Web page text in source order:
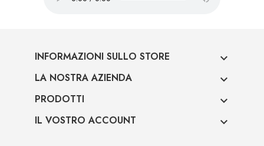
INFORMAZIONI SULLO STORE 
LA NOSTRA AZIENDA 
PRODOTTI 
IL VOSTRO ACCOUNT 